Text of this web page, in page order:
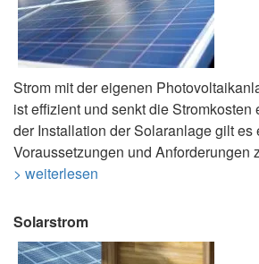
Strom mit der eigenen
ist effizient und senkt die
der Installation der Solaranlage gilt es
Voraussetzungen und Anforderungen
> weiterlesen
Solarstrom